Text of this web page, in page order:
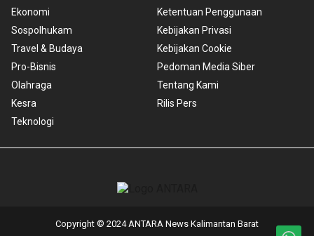
Ekonomi
Sospolhukam
Travel & Budaya
Pro-Bisnis
Olahraga
Kesra
Teknologi
Ketentuan Penggunaan
Kebijakan Privasi
Kebijakan Cookie
Pedoman Media Siber
Tentang Kami
Rilis Pers
Copyright © 2024 ANTARA News Kalimantan Barat